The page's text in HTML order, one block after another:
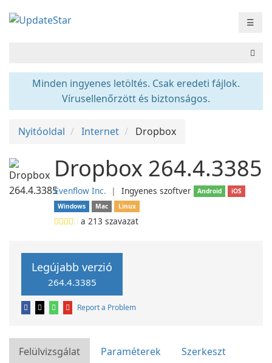
☰
Minden ingyenes letöltés. Csak eredeti fájlok.
Vírusellenőrzött és biztonságos.
Nyitóoldal Internet Dropbox
Dropbox 264.4.3385
Evenflow Inc. ❘ Ingyenes szoftver Android
iOS
Windows
Mac Linux
a 213 szavazat
Legújabb verzió
264.4.3385
Report a Problem
Felülvizsgálat Paraméterek Szerkeszt